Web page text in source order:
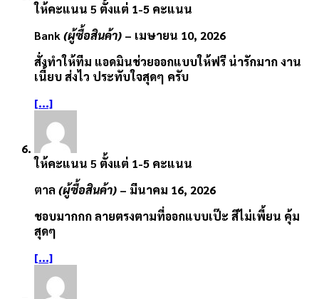
ให้คะแนน 5 ตั้งแต่ 1-5 คะแนน
Bank (ผู้ซื้อสินค้า) – เมษายน 10, 2026
สั่งทำให้ทีม แอดมินช่วยออกแบบให้ฟรี น่ารักมาก งาน
เนี้ยบ ส่งไว ประทับใจสุดๆ ครับ
[...]
ให้คะแนน 5 ตั้งแต่ 1-5 คะแนน
ตาล (ผู้ซื้อสินค้า) – มีนาคม 16, 2026
ชอบมากกก ลายตรงตามที่ออกแบบเป๊ะ สีไม่เพี้ยน คุ้ม
สุดๆ
[...]